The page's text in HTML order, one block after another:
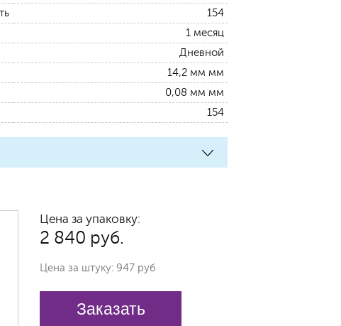
154
1 месяц
Дневной
14,2 мм мм
0,08 мм мм
154
Цена за упаковку:
2 840 руб.
Цена за штуку: 947 руб
Заказать